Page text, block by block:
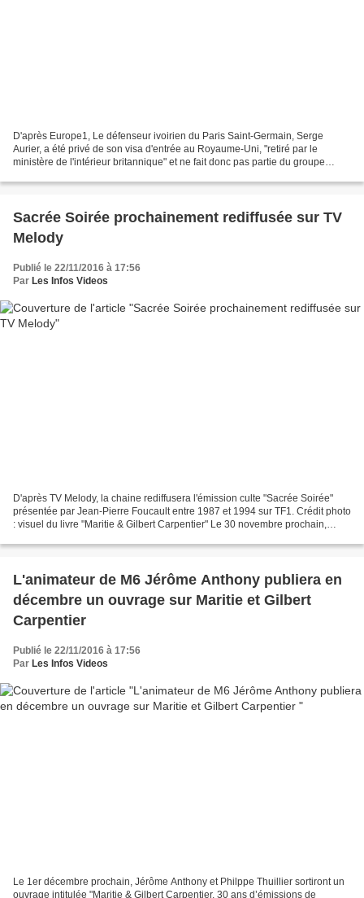
D'après Europe1, Le défenseur ivoirien du Paris Saint-Germain, Serge
Aurier, a été privé de son visa d'entrée au Royaume-Uni, "retiré par le
ministère de l'intérieur britannique" et ne fait donc pas partie du groupe
Sacrée Soirée prochainement rediffusée sur TV
Melody
Publié le 22/11/2016 à 17:56
Par Les Infos Videos
D'après TV Melody, la chaine rediffusera l'émission culte "Sacrée Soirée"
présentée par Jean-Pierre Foucault entre 1987 et 1994 sur TF1. Crédit photo
: visuel du livre "Maritie & Gilbert Carpentier" Le 30 novembre prochain,
L'animateur de M6 Jérôme Anthony publiera en
décembre un ouvrage sur Maritie et Gilbert
Carpentier
Publié le 22/11/2016 à 17:56
Par Les Infos Videos
Le 1er décembre prochain, Jérôme Anthony et Philppe Thuillier sortiront un
ouvrage intitulée "Maritie & Gilbert Carpentier, 30 ans d’émissions de